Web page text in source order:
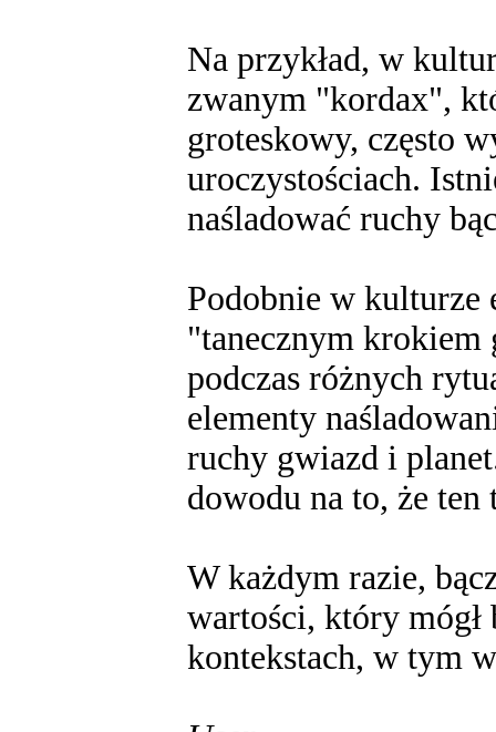
Na przykład, w
zwanym "kordax",
groteskowy, często
uroczystościach.
naśladować ruchy
Podobnie w kulturze
"tanecznym
podczas różnych
elementy
ruchy gwiazd i
dowodu na to, że
W każdym razie,
wartości, który
kontekstach, w tym